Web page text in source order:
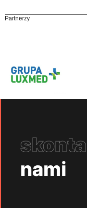
Partnerzy
nami